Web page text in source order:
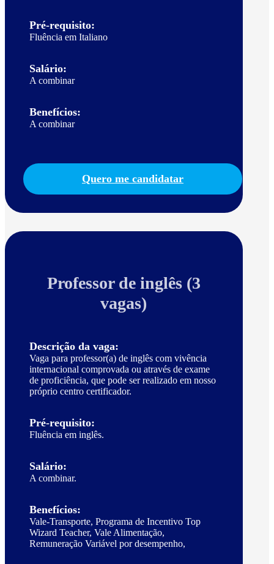
Pré-requisito:
Fluência em Italiano
Salário:
A combinar
Benefícios:
A combinar
Quero me candidatar
Professor de inglês (3
vagas)
Descrição da vaga:
Vaga para professor(a) de inglês com vivência
internacional comprovada ou através de exame
de proficiência, que pode ser realizado em nosso
próprio centro certificador.
Pré-requisito:
Fluência em inglês.
Salário:
A combinar.
Benefícios:
Vale-Transporte, Programa de Incentivo Top
Wizard Teacher, Vale Alimentação,
Remuneração Variável por desempenho,